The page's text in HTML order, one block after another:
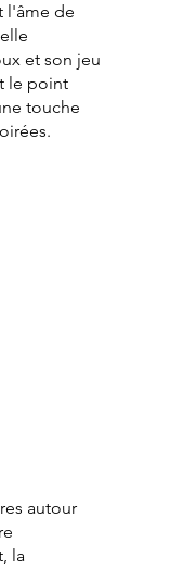
l'âme de
et son jeu
le point
touche
autour
la